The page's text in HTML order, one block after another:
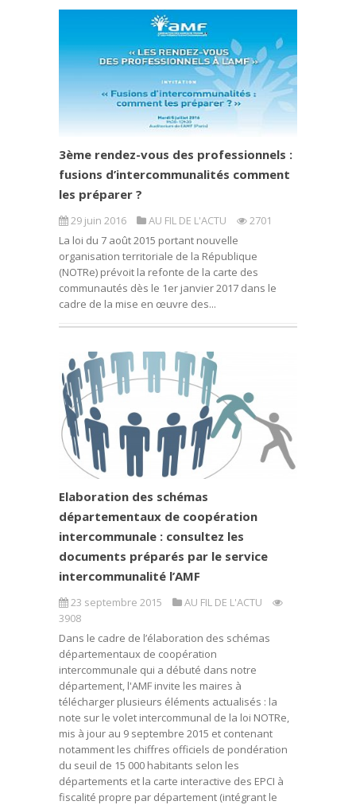
3ème rendez-vous des professionnels :
fusions d’intercommunalités comment
les préparer ?
29 juin 2016 AU FIL DE L'ACTU
2701
La loi du 7 août 2015 portant nouvelle
organisation territoriale de la République
(NOTRe) prévoit la refonte de la carte des
communautés dès le 1er janvier 2017 dans le
cadre de la mise en œuvre des...
Elaboration des schémas
départementaux de coopération
intercommunale : consultez les
documents préparés par le service
intercommunalité l’AMF
23 septembre 2015
AU FIL DE L'ACTU
3908
Dans le cadre de l’élaboration des schémas
départementaux de coopération
intercommunale qui a débuté dans notre
département, l'AMF invite les maires à
télécharger plusieurs éléments actualisés : la
note sur le volet intercommunal de la loi NOTRe,
mis à jour au 9 septembre 2015 et contenant
notamment les chiffres officiels de pondération
du seuil de 15 000 habitants selon les
départements et la carte interactive des EPCI à
fiscalité propre par département (intégrant le